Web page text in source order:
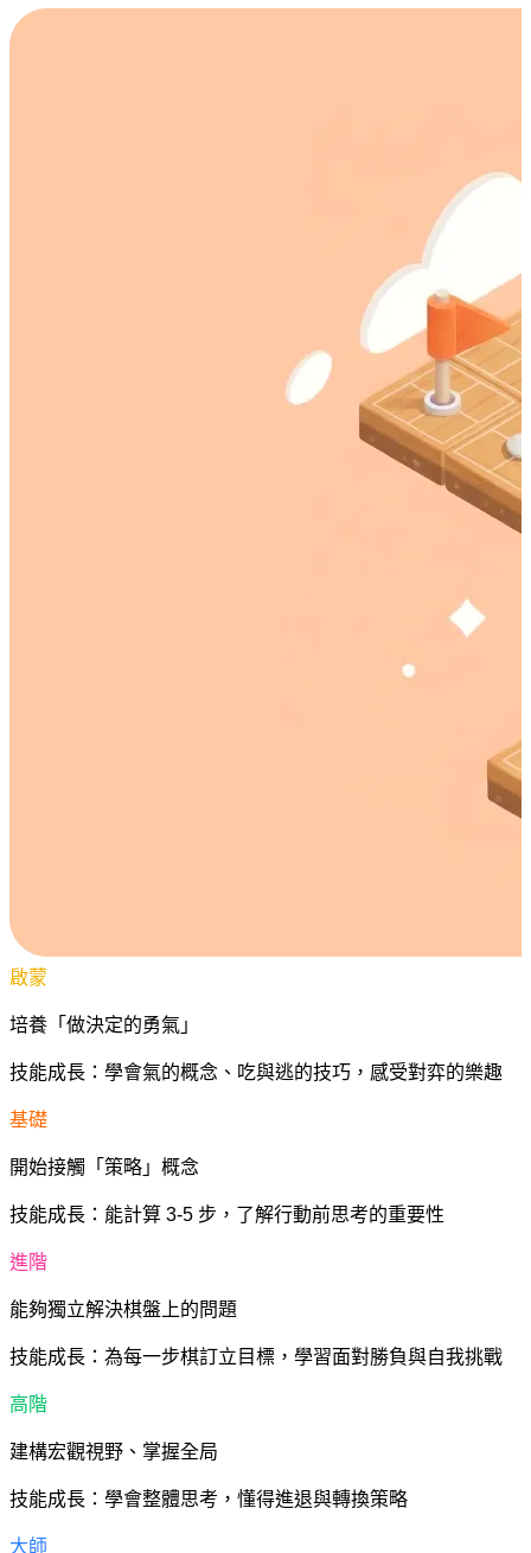
啟蒙
培養「做決定的勇氣」
技能成長：學會氣的概念、吃與逃的技巧，感受對弈的樂趣
基礎
開始接觸「策略」概念
技能成長：能計算 3-5 步，了解行動前思考的重要性
進階
能夠獨立解決棋盤上的問題
技能成長：為每一步棋訂立目標，學習面對勝負與自我挑戰
高階
建構宏觀視野、掌握全局
技能成長：學會整體思考，懂得進退與轉換策略
大師